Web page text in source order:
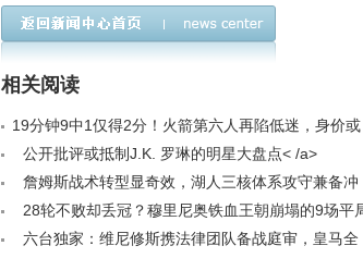
缘欧冠启动球星甩卖，
四大核心引豪门争抢
焦：拼命三郎刘震的篮
相关阅读
19分钟9中1仅得2分！火箭第六人再陷低迷，身价或
大幅缩水？< /a>
公开批评或抵制J.K. 罗琳的明星大盘点< /a>
詹姆斯战术转型显奇效，湖人三核体系攻守兼备冲
冠在望< /a>
28轮不败却丢冠？穆里尼奥铁血王朝崩塌的9场平
之谜< /a>
六台独家：维尼修斯携法律团队备战庭审，皇马全